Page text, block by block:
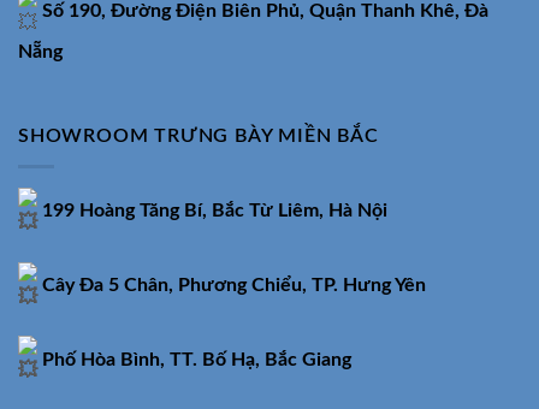
Số 190, Đường Điện Biên Phủ, Quận Thanh Khê, Đà
Nẵng
SHOWROOM TRƯNG BÀY MIỀN BẮC
199 Hoàng Tăng Bí, Bắc Từ Liêm, Hà Nội
Cây Đa 5 Chân, Phương Chiểu, TP. Hưng Yên
Phố Hòa Bình, TT. Bố Hạ, Bắc Giang